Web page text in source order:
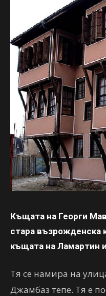
Къщата на Георги
стара възрожденска
къщата на Ламартин
Тя се намира на
Джамбаз тепе. Тя е